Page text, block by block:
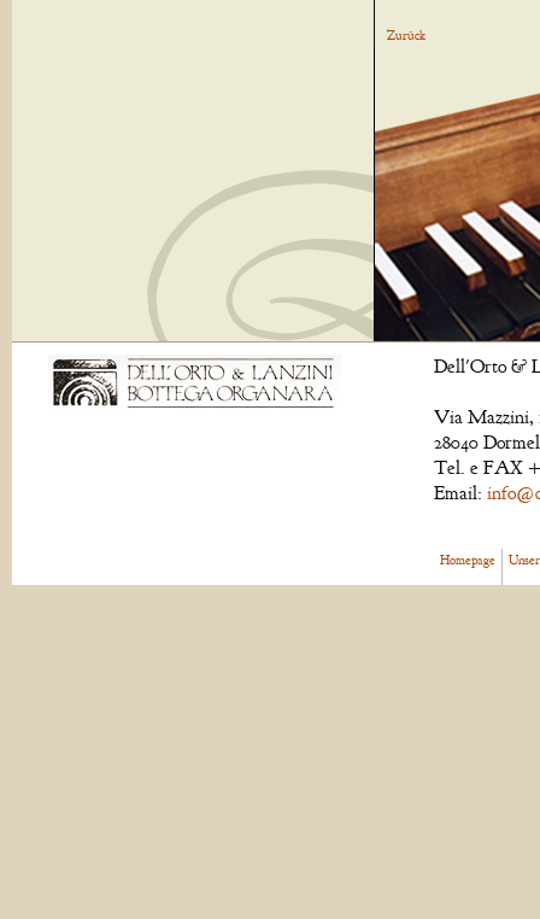
Zurück
Dell'Orto &
Via Mazzini,
28040
Tel. e FAX
Email:
Homepage